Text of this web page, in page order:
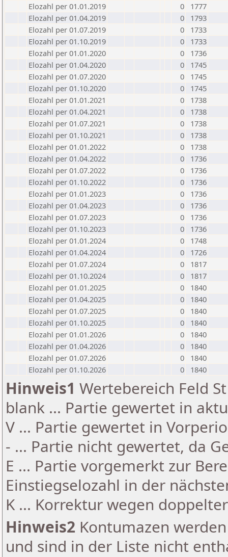
Elozahl per 01.01.2019
0
1777
Elozahl per 01.04.2019
0
1793
Elozahl per 01.07.2019
0
1733
Elozahl per 01.10.2019
0
1733
Elozahl per 01.01.2020
0
1736
Elozahl per 01.04.2020
0
1745
Elozahl per 01.07.2020
0
1745
Elozahl per 01.10.2020
0
1745
Elozahl per 01.01.2021
0
1738
Elozahl per 01.04.2021
0
1738
Elozahl per 01.07.2021
0
1738
Elozahl per 01.10.2021
0
1738
Elozahl per 01.01.2022
0
1738
Elozahl per 01.04.2022
0
1736
Elozahl per 01.07.2022
0
1736
Elozahl per 01.10.2022
0
1736
Elozahl per 01.01.2023
0
1736
Elozahl per 01.04.2023
0
1736
Elozahl per 01.07.2023
0
1736
Elozahl per 01.10.2023
0
1736
Elozahl per 01.01.2024
0
1748
Elozahl per 01.04.2024
0
1726
Elozahl per 01.07.2024
0
1817
Elozahl per 01.10.2024
0
1817
Elozahl per 01.01.2025
0
1840
Elozahl per 01.04.2025
0
1840
Elozahl per 01.07.2025
0
1840
Elozahl per 01.10.2025
0
1840
Elozahl per 01.01.2026
0
1840
Elozahl per 01.04.2026
0
1840
Elozahl per 01.07.2026
0
1840
Elozahl per 01.10.2026
0 1840
Hinweis1 Wertebereich Feld
blank ... Partie gewertet in
V ... Partie gewertet in
- ... Partie nicht gewertet, da
E ... Partie vorgemerkt zur
Einstiegselozahl in der
K ... Korrektur wegen
Hinweis2 Kontumazen
und sind in der Liste nicht